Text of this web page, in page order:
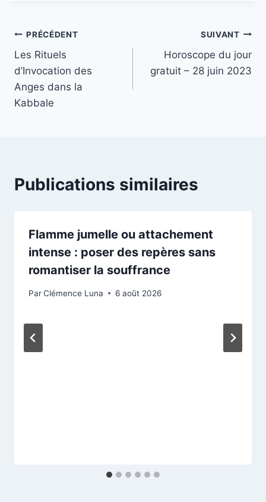
Navigation
de
l’article
PRÉCÉDENT
Les Rituels
d’Invocation des
Anges dans la
Kabbale
SUIVANT
Horoscope du jour
gratuit – 28 juin 2023
Publications similaires
Flamme jumelle ou attachement
intense : poser des repères sans
romantiser la souffrance
ParClémence Luna 6 août 2026